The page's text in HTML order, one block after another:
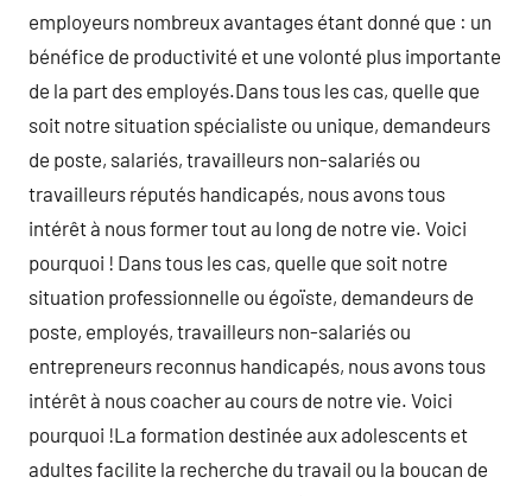
employeurs nombreux avantages étant donné que : un
bénéfice de productivité et une volonté plus importante
de la part des employés.Dans tous les cas, quelle que
soit notre situation spécialiste ou unique, demandeurs
de poste, salariés, travailleurs non-salariés ou
travailleurs réputés handicapés, nous avons tous
intérêt à nous former tout au long de notre vie. Voici
pourquoi ! Dans tous les cas, quelle que soit notre
situation professionnelle ou égoïste, demandeurs de
poste, employés, travailleurs non-salariés ou
entrepreneurs reconnus handicapés, nous avons tous
intérêt à nous coacher au cours de notre vie. Voici
pourquoi !La formation destinée aux adolescents et
adultes facilite la recherche du travail ou la boucan de